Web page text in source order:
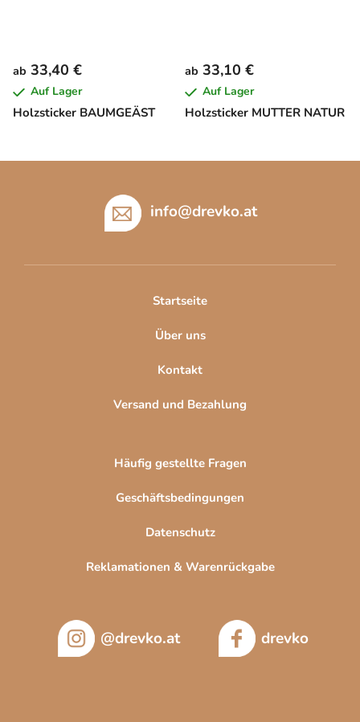
Holzsticker BAUMGEÄST
ab 33,40 €
Auf Lager
Holzsticker MUTTER NATUR
ab 33,10 €
Auf Lager
info@drevko.at
Startseite
Über uns
Kontakt
Versand und Bezahlung
Häufig gestellte Fragen
Geschäftsbedingungen
Datenschutz
Reklamationen & Warenrückgabe
@drevko.at drevko